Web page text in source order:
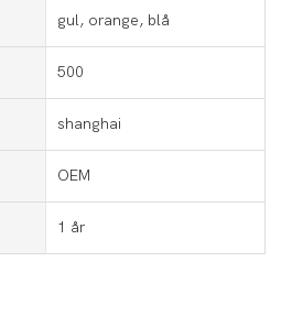
gul, orange, blå
500
shanghai
OEM
1 år